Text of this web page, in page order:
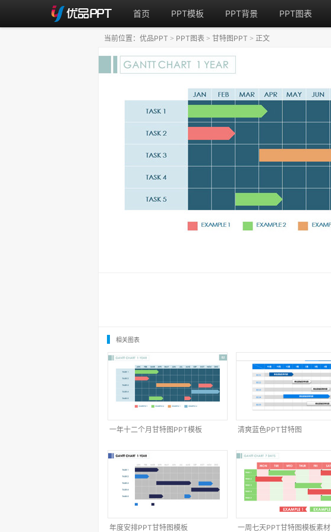
首页 PPT模板 PPT背景 PPT图表
当前位置： 优品PPT > PPT图表 > 甘特图PPT > 正文
相关图表
一年十二个月甘特图PPT模板 清爽蓝色PPT甘特图
年度安排PPT甘特图模板 一周七天PPT甘特图模板素材